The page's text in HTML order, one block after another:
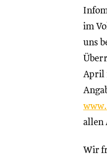
im
uns
April
allen
Wir